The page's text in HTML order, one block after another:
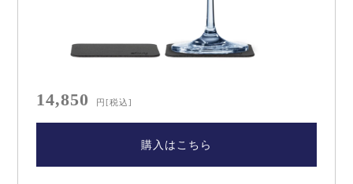
14,850 円[税込]
購入はこちら